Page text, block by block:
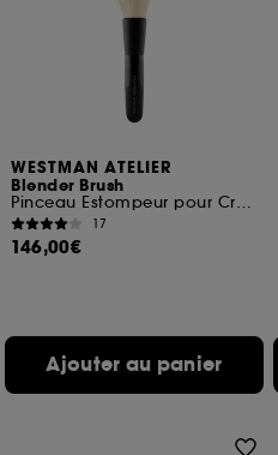
WESTMAN ATELIER
Blender Brush
Pinceau Estompeur pour Crèmes
17
146,00€
Ajouter au panier